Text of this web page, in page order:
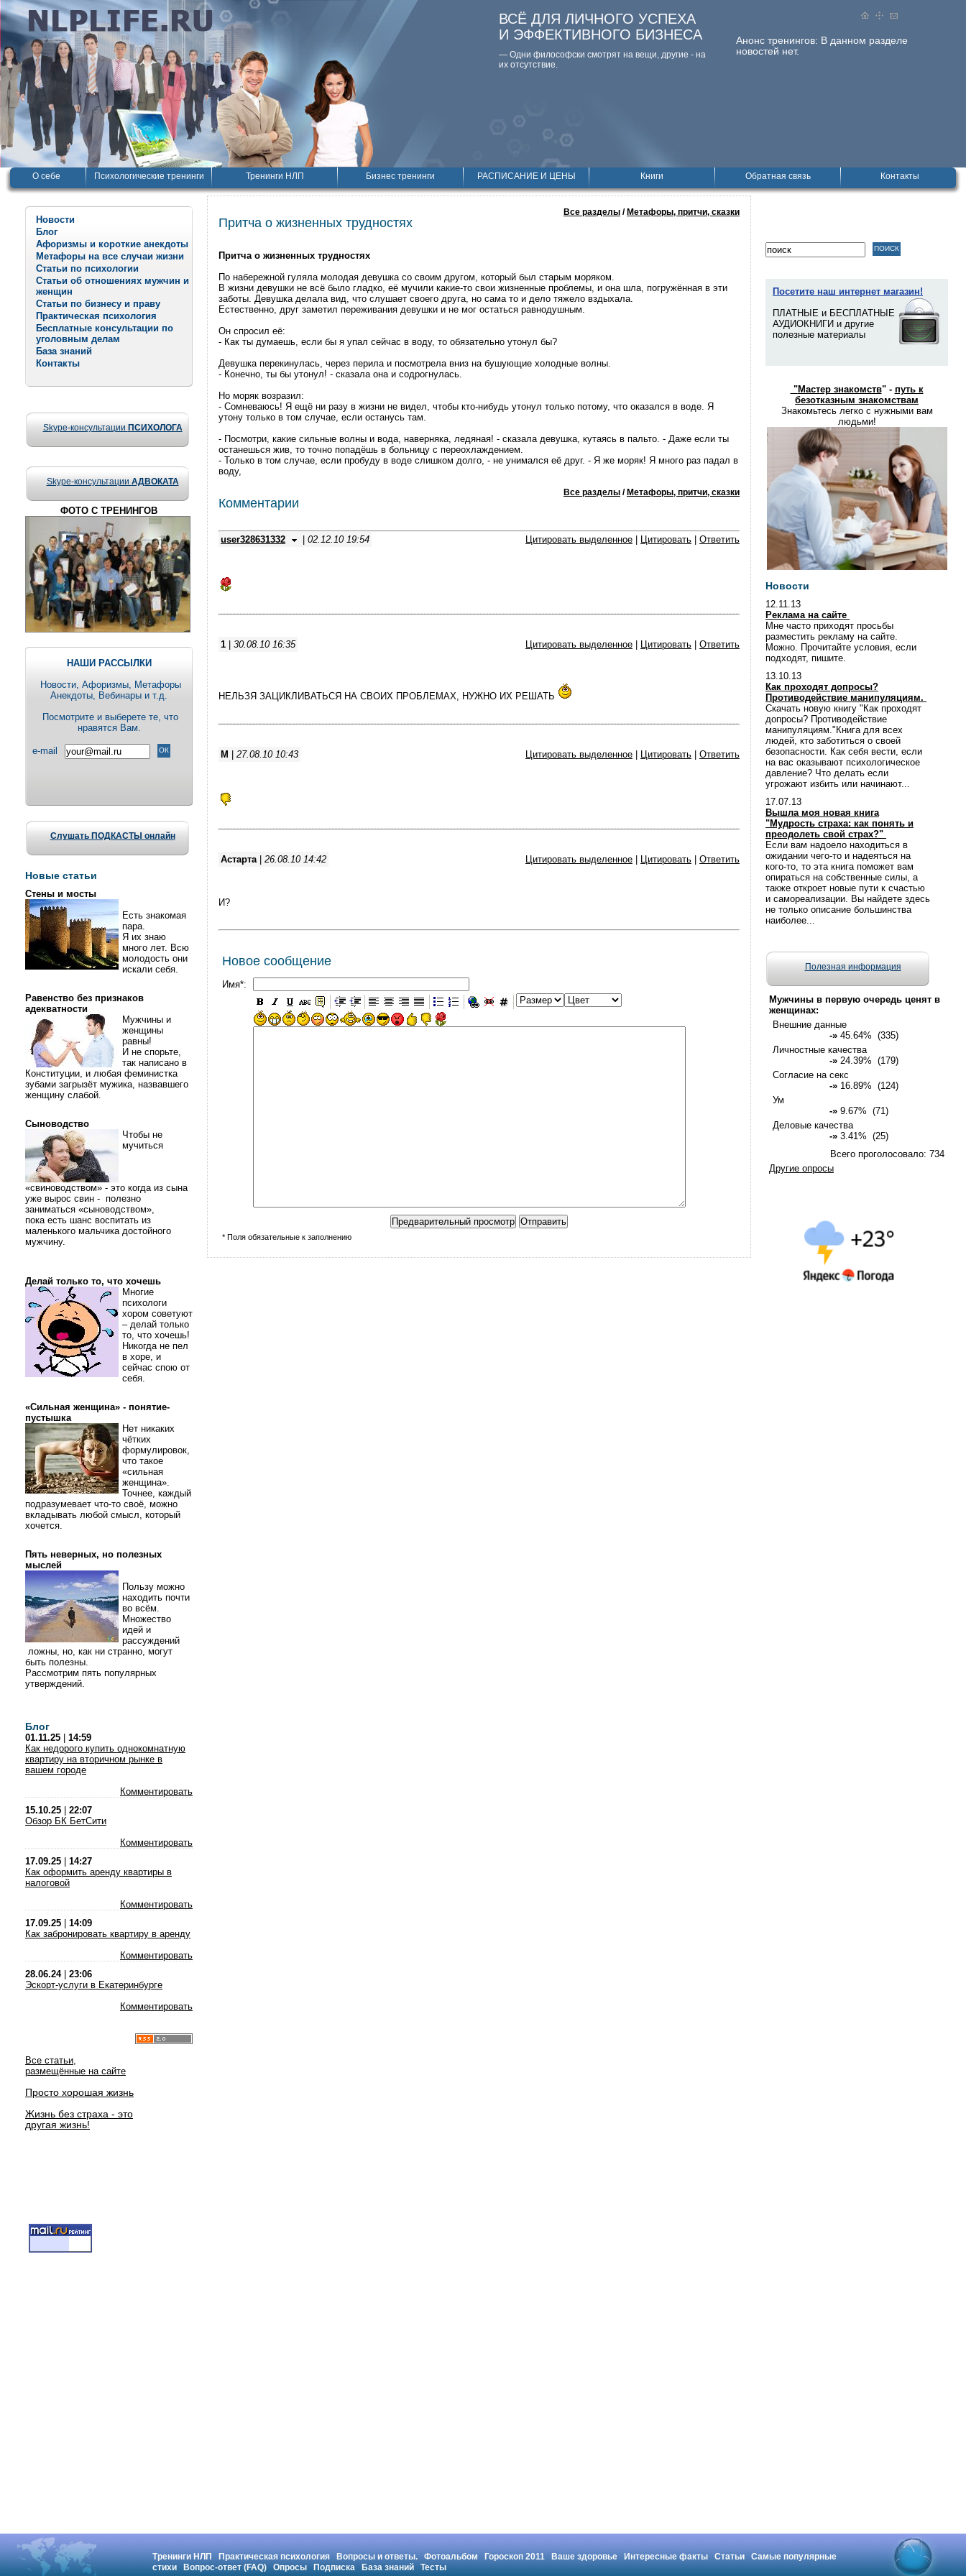
Анонс тренингов: В данном разделе
новостей нет.
ВСЁ ДЛЯ ЛИЧНОГО УСПЕХА
И ЭФФЕКТИВНОГО БИЗНЕСА
— Одни философски смотpят на вещи, дpугие - на
их отсутствие.
О себе Психологические тренинги Тренинги НЛП Бизнес тренинги РАСПИСАНИЕ И ЦЕНЫ Книги Обратная связь Контакты
Новости
Блог
Афоризмы и короткие анекдоты
Метафоры на все случаи жизни
Статьи по психологии
Статьи об отношениях мужчин и
женщин
Статьи по бизнесу и праву
Практическая психология
Бесплатные консультации по
уголовным делам
База знаний
Контакты
Skype-консультации ПСИХОЛОГА
Skype-консультации АДВОКАТА
ФОТО С ТРЕНИНГОВ
НАШИ РАССЫЛКИ
Новости, Aфоризмы, Метафоры
Анекдоты, Вебинары и т.д.
Посмотрите и выберете те, что
нравятся Вам.
e-mail
Слушать ПОДКАСТЫ онлайн
Новые статьи
Стены и мосты
Есть знакомая
пара.
Я их знаю
много лет. Всю
молодость они
искали себя.
Равенство без признаков
адекватности
Мужчины и
женщины
равны!
И не спорьте,
так написано в
Конституции, и любая феминистка
зубами загрызёт мужика, назвавшего
женщину слабой.
Сыноводство
Чтобы не
мучиться
«свиноводством» - это когда из сына
уже вырос свин - полезно
заниматься «сыноводством»,
пока есть шанс воспитать из
маленького мальчика достойного
мужчину.
Делай только то, что хочешь
Многие
психологи
хором советуют
– делай только
то, что хочешь!
Никогда не пел
в хоре, и
сейчас спою от
себя.
«Сильная женщина» - понятие-
пустышка
Нет никаких
чётких
формулировок,
что такое
«сильная
женщина».
Точнее, каждый
подразумевает что-то своё, можно
вкладывать любой смысл, который
хочется.
Пять неверных, но полезных
мыслей
Пользу можно
находить почти
во всём.
Множество
идей и
рассуждений
ложны, но, как ни странно, могут
быть полезны.
Рассмотрим пять популярных
утверждений.
Блог
01.11.25
14:59
Как недорого купить однокомнатную
квартиру на вторичном рынке в
вашем городе
Комментировать
15.10.25
22:07
Обзор БК БетСити
Комментировать
17.09.25
14:27
Как оформить аренду квартиры в
налоговой
Комментировать
17.09.25
14:09
Как забронировать квартиру в аренду
Комментировать
28.06.24| 23:06
Эскорт-услуги в Екатеринбурге
Комментировать
Все статьи,
размещённые на сайте
Просто хорошая жизнь
Жизнь без страха - это
другая жизнь!
Все разделы / Метафоры, притчи, сказки
Притча о жизненных трудностях
Притча о жизненных трудностях
По набережной гуляла молодая девушка со своим другом, который был старым моряком.
В жизни девушки не всё было гладко, её мучили какие-то свои жизненные проблемы, и она шла, погружённая в эти
заботы. Девушка делала вид, что слушает своего друга, но сама то и дело тяжело вздыхала.
Естественно, друг заметил переживания девушки и не мог остаться равнодушным.
Он спросил её:
- Как ты думаешь, если бы я упал сейчас в воду, то обязательно утонул бы?
Девушка перекинулась, через перила и посмотрела вниз на бушующие холодные волны.
- Конечно, ты бы утонул! - сказала она и содрогнулась.
Но моряк возразил:
- Сомневаюсь! Я ещё ни разу в жизни не видел, чтобы кто-нибудь утонул только потому, что оказался в воде. Я
утону только в том случае, если останусь там.
- Посмотри, какие сильные волны и вода, наверняка, ледяная! - сказала девушка, кутаясь в пальто. - Даже если ты
останешься жив, то точно попадёшь в больницу с переохлаждением.
- Только в том случае, если пробуду в воде слишком долго, - не унимался её друг. - Я же моряк! Я много раз падал в
воду,
Все разделы / Метафоры, притчи, сказки
Комментарии
user328631332 02.12.10 19:54 Цитировать выделенное Цитировать Ответить
1 30.08.10 16:35 Цитировать выделенное Цитировать Ответить
НЕЛЬЗЯ ЗАЦИКЛИВАТЬСЯ НА СВОИХ ПРОБЛЕМАХ, НУЖНО ИХ РЕШАТЬ
M 27.08.10 10:43 Цитировать выделенное Цитировать Ответить
Астарта 26.08.10 14:42 Цитировать выделенное Цитировать Ответить
И?
Новое сообщение
Имя*:
* Поля обязательные к заполнению
Посетите наш интернет магазин!
ПЛАТНЫЕ и БЕСПЛАТНЫЕ
АУДИОКНИГИ и другие
полезные материалы
"Мастер знакомств" - путь к
безотказным знакомствам
Знакомьтесь легко с нужными вам
людьми!
Новости
12.11.13
Реклама на сайте
Мне часто приходят просьбы
разместить рекламу на сайте.
Можно. Прочитайте условия, если
подходят, пишите.
13.10.13
Как проходят допросы?
Противодействие манипуляциям.
Скачать новую книгу "Как проходят
допросы? Противодействие
манипуляциям."Книга для всех
людей, кто заботиться о своей
безопасности. Как себя вести, если
на вас оказывают психологическое
давление? Что делать если
угрожают избить или начинают...
17.07.13
Вышла моя новая книга
"Мудрость страха: как понять и
преодолеть свой страх?"
Если вам надоело находиться в
ожидании чего-то и надеяться на
кого-то, то эта книга поможет вам
опираться на собственные силы, а
также откроет новые пути к счастью
и самореализации. Вы найдете здесь
не только описание большинства
наиболее...
Полезная информация
Мужчины в первую очередь ценят в
женщинах:
Внешние данные
-» 45.64% (335)
Личностные качества
-» 24.39% (179)
Согласие на секс
-» 16.89% (124)
Ум
-» 9.67% (71)
Деловые качества
-» 3.41% (25)
Всего проголосовало: 734
Другие опросы
Тренинги НЛП Практическая психология Вопросы и ответы. Фотоальбом Гороскоп 2011 Ваше здоровье Интересные факты Статьи
Самые популярные
стихи
Вопрос-ответ (FAQ) Опросы Подписка База знаний Тесты